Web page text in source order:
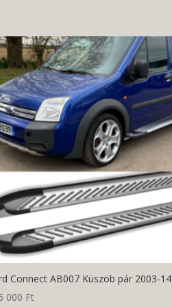
Connect AB007 Küszöb pár 2003-14
000 Ft